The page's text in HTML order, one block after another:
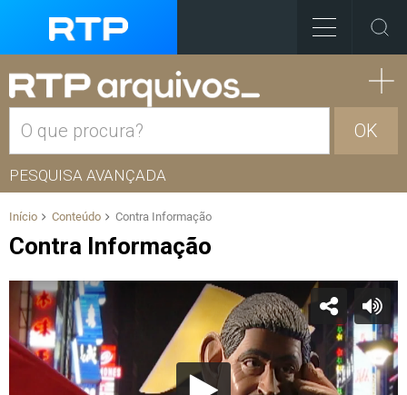
OK
PESQUISA AVANÇADA
Início Conteúdo Contra Informação
Contra Informação